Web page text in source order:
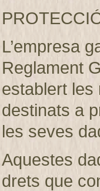
L’empresa
Reglament
establert les
destinats a
les seves
Aquestes
drets que